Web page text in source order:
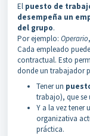
El puesto de
desempeña un
del grupo.
Por ejemplo: Operario,
Cada empleado
contractual. Esto
donde un trabajador
Tener un
trabajo), que se
Y a la vez tener
organizativa
práctica.